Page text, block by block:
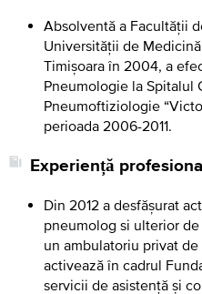
Absolventă a Facultății
Universității de
Timișoara în 2004, a
Pneumologie la Spitalul
Pneumoftiziologie
perioada 2006-2011.
Experiență
Din 2012 a desfășurat
pneumolog si ulterior
un ambulatoriu privat
activează în cadrul
servicii de asistență și